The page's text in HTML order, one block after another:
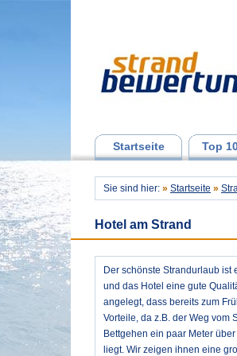
Startseite Top
Sie sind hier: » Startseite »
Hotel am Strand
Der schönste Strandurlaub ist
und das Hotel eine gute
angelegt, dass bereits zum
Vorteile, da z.B. der Weg vom
Bettgehen ein paar Meter
liegt. Wir zeigen ihnen eine